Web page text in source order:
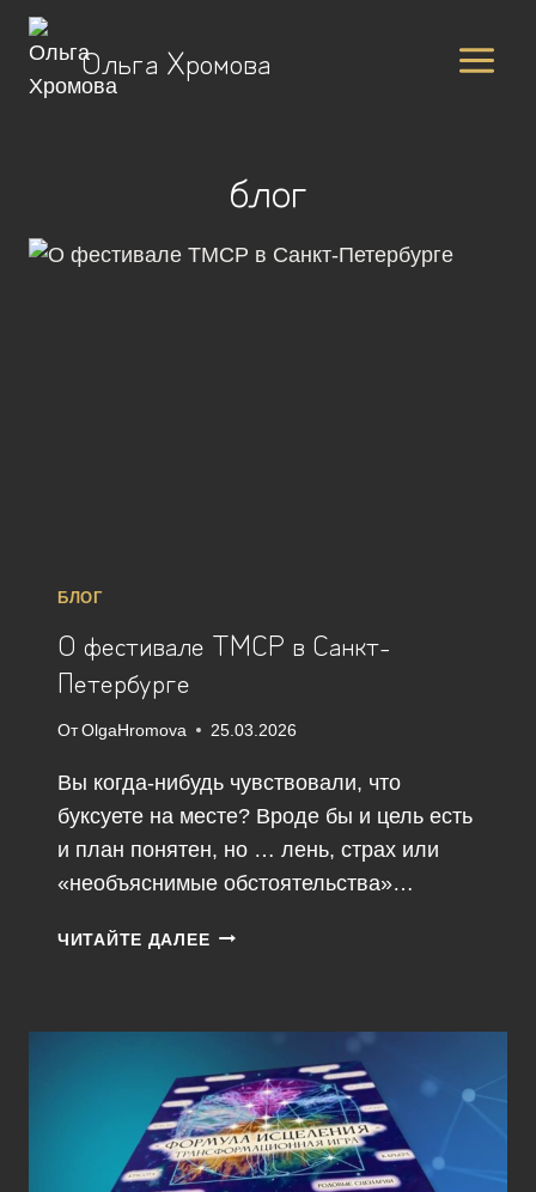
Перейти
содержимому
Ольга Хромова
блог
БЛОГ
О фестивале ТМСР в Санкт-
Петербурге
ОтOlgaHromova 25.03.2026
Вы когда-нибудь чувствовали, что
буксуете на месте? Вроде бы и цель есть
и план понятен, но … лень, страх или
«необъяснимые обстоятельства»…
ЧИТАЙТЕ ДАЛЕЕО
ПЕТЕРБУРГЕ